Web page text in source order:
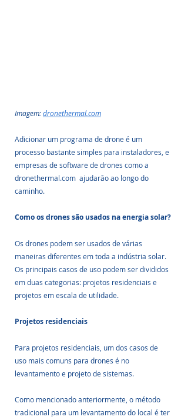
Imagem: dronethermal.com
Adicionar um programa de drone é um
processo bastante simples para instaladores, e
empresas de software de drones como a
dronethermal.com  ajudarão ao longo do
caminho.
Como os drones são usados na energia solar?
Os drones podem ser usados de várias
maneiras diferentes em toda a indústria solar.
Os principais casos de uso podem ser divididos
em duas categorias: projetos residenciais e
projetos em escala de utilidade.
Projetos residenciais
Para projetos residenciais, um dos casos de
uso mais comuns para drones é no
levantamento e projeto de sistemas.
Como mencionado anteriormente, o método
tradicional para um levantamento do local é ter